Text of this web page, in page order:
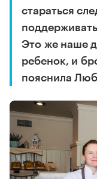
стараться
Это же наше
ребенок, и
пояснила